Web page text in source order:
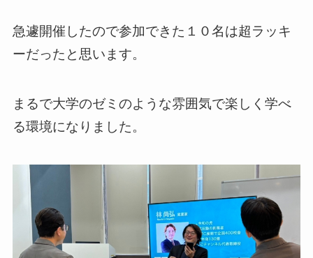
急遽開催したので参加できた１０名は超ラッキ
ーだったと思います。
まるで大学のゼミのような雰囲気で楽しく学べ
る環境になりました。